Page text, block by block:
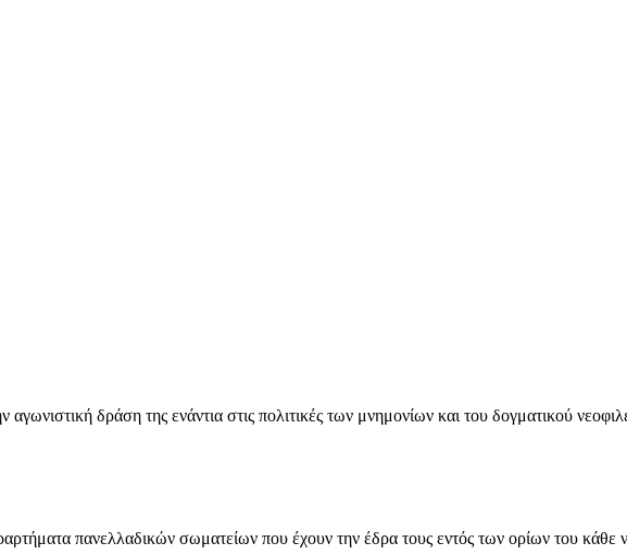
δράση της ενάντια στις πολιτικές των μνημονίων και του δογματικού
πανελλαδικών σωματείων που έχουν την έδρα τους εντός των ορίων του κάθε